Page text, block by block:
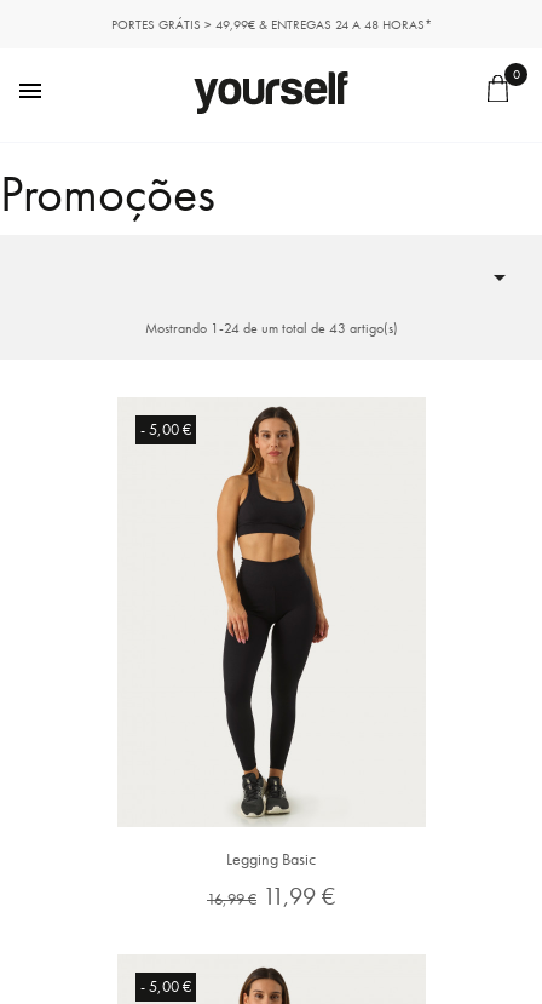
PORTES GRÁTIS > 49,99€ & ENTREGAS 24 A 48 HORAS*

0
Promoções

Mostrando 1-24 de um total de 43 artigo(s)
Legging Basic
Preço
16,99 € Preço
11,99 €
- 5,00 €
- 5,00 €